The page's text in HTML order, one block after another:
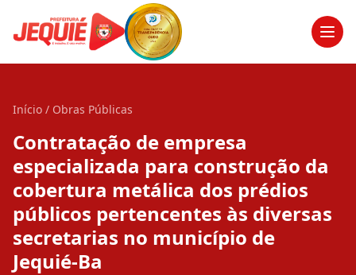
Início / Obras Públicas
Contratação de empresa
especializada para construção da
cobertura metálica dos prédios
públicos pertencentes às diversas
secretarias no município de
Jequié-Ba